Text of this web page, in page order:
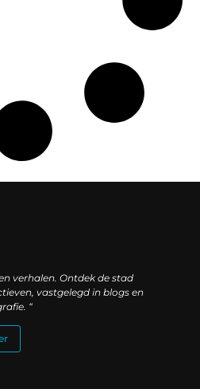
verhalen. Ontdek de stad
vastgelegd in blogs en
“